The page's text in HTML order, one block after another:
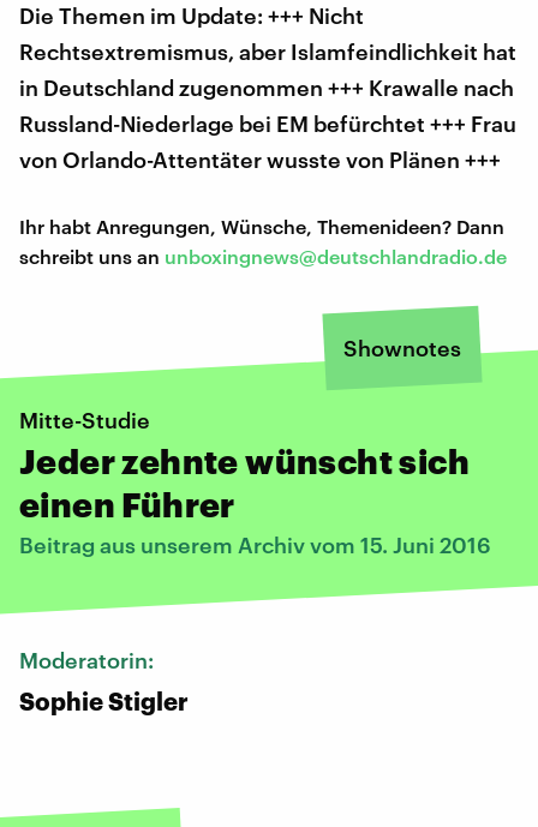
Die Themen im Update: +++ Nicht
Rechtsextremismus, aber Islamfeindlichkeit hat
in Deutschland zugenommen +++ Krawalle nach
Russland-Niederlage bei EM befürchtet +++ Frau
von Orlando-Attentäter wusste von Plänen +++
Ihr habt Anregungen, Wünsche, Themenideen? Dann
schreibt uns an unboxingnews@deutschlandradio.de
Shownotes
Mitte-Studie
Jeder zehnte wünscht sich
einen Führer
Beitrag aus unserem Archiv vom 15. Juni 2016
Moderatorin:
Sophie Stigler